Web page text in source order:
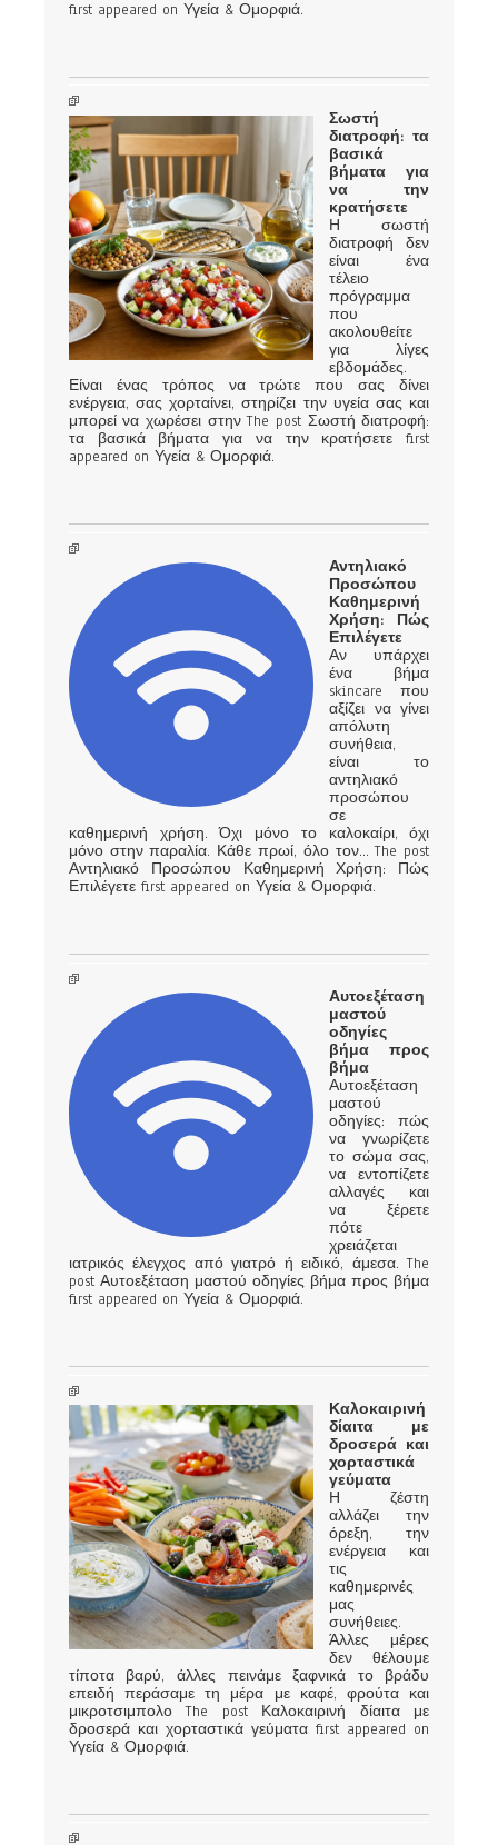
first appeared on Υγεία & Ομορφιά.
Σωστή
διατροφή: τα
βασικά
βήματα για
να την
κρατήσετε
Η σωστή
διατροφή δεν
είναι ένα
τέλειο
πρόγραμμα
που
ακολουθείτε
για λίγες
εβδομάδες.
Είναι ένας τρόπος να τρώτε που σας δίνει
ενέργεια, σας χορταίνει, στηρίζει την υγεία σας και
μπορεί να χωρέσει στην The post Σωστή διατροφή:
τα βασικά βήματα για να την κρατήσετε first
appeared on Υγεία & Ομορφιά.
Αντηλιακό
Προσώπου
Καθημερινή
Χρήση: Πώς
Επιλέγετε
Αν υπάρχει
ένα βήμα
skincare που
αξίζει να γίνει
απόλυτη
συνήθεια,
είναι το
αντηλιακό
προσώπου
σε
καθημερινή χρήση. Όχι μόνο το καλοκαίρι, όχι
μόνο στην παραλία. Κάθε πρωί, όλο τον… The post
Αντηλιακό Προσώπου Καθημερινή Χρήση: Πώς
Επιλέγετε first appeared on Υγεία & Ομορφιά.
Αυτοεξέταση
μαστού
οδηγίες
βήμα προς
βήμα
Αυτοεξέταση
μαστού
οδηγίες: πώς
να γνωρίζετε
το σώμα σας,
να εντοπίζετε
αλλαγές και
να ξέρετε
πότε
χρειάζεται
ιατρικός έλεγχος από γιατρό ή ειδικό, άμεσα. The
post Αυτοεξέταση μαστού οδηγίες βήμα προς βήμα
first appeared on Υγεία & Ομορφιά.
Καλοκαιρινή
δίαιτα με
δροσερά και
χορταστικά
γεύματα
Η ζέστη
αλλάζει την
όρεξη, την
ενέργεια και
τις
καθημερινές
μας
συνήθειες.
Άλλες μέρες
δεν θέλουμε
τίποτα βαρύ, άλλες πεινάμε ξαφνικά το βράδυ
επειδή περάσαμε τη μέρα με καφέ, φρούτα και
μικροτσιμπολο The post Καλοκαιρινή δίαιτα με
δροσερά και χορταστικά γεύματα first appeared on
Υγεία & Ομορφιά.